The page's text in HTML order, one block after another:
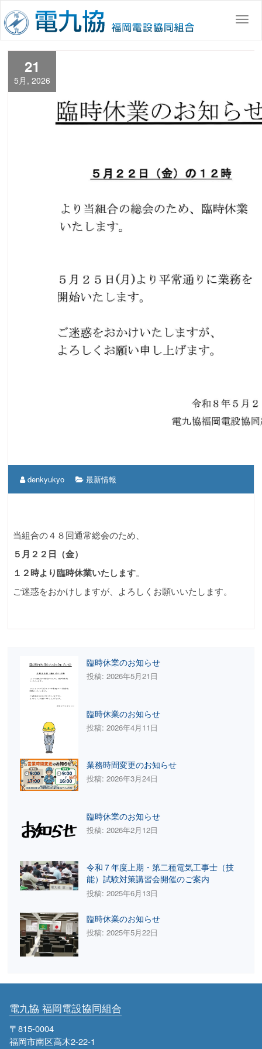
ン
テ
ン
21
5月, 2026
denkyukyo 最新情報
当組合の４８回通常総会のため、
５月２２日（金）
１２時より臨時休業いたします。
ご迷惑をおかけしますが、よろしくお願いいたします。
臨時休業のお知らせ
投稿: 2026年5月21日
臨時休業のお知らせ
投稿: 2026年4月11日
業務時間変更のお知らせ
投稿: 2026年3月24日
臨時休業のお知らせ
投稿: 2026年2月12日
令和７年度上期・第二種電気工事士（技
能）試験対策講習会開催のご案内
投稿: 2025年6月13日
臨時休業のお知らせ
投稿: 2025年5月22日
電九協 福岡電設協同組合
〒815-0004
福岡市南区高木2-22-1